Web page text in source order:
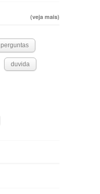
(veja mais)
perguntas
duvida